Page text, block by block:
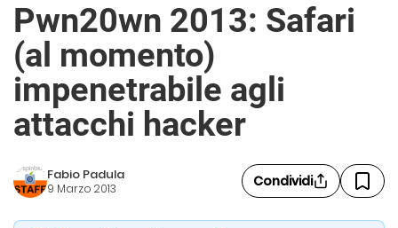
Pwn20wn 2013: Safari
(al momento)
impenetrabile agli
attacchi hacker
Fabio Padula
9 Marzo 2013 Condividi